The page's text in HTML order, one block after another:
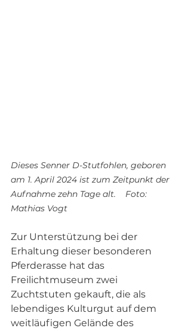
Dieses Senner D-Stutfohlen, geboren
am 1. April 2024 ist zum Zeitpunkt der
Aufnahme zehn Tage alt.    Foto:
Mathias Vogt
Zur Unterstützung bei der
Erhaltung dieser besonderen
Pferderasse hat das
Freilichtmuseum zwei
Zuchtstuten gekauft, die als
lebendiges Kulturgut auf dem
weitläufigen Gelände des